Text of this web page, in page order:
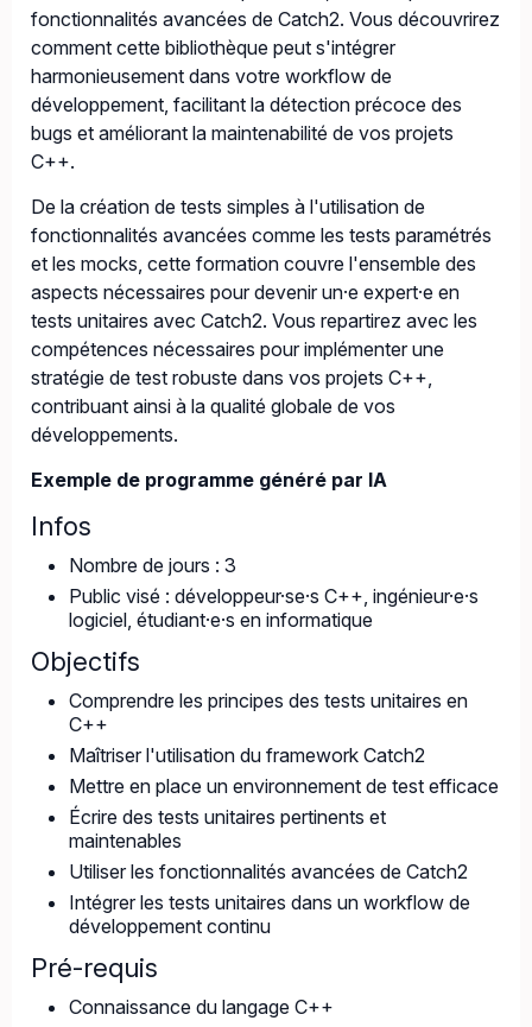
fonctionnalités avancées de Catch2. Vous découvrirez
comment cette bibliothèque peut s'intégrer
harmonieusement dans votre workflow de
développement, facilitant la détection précoce des
bugs et améliorant la maintenabilité de vos projets
C++.
De la création de tests simples à l'utilisation de
fonctionnalités avancées comme les tests paramétrés
et les mocks, cette formation couvre l'ensemble des
aspects nécessaires pour devenir un·e expert·e en
tests unitaires avec Catch2. Vous repartirez avec les
compétences nécessaires pour implémenter une
stratégie de test robuste dans vos projets C++,
contribuant ainsi à la qualité globale de vos
développements.
Exemple de programme généré par IA
Infos
Nombre de jours : 3
Public visé : développeur·se·s C++, ingénieur·e·s
logiciel, étudiant·e·s en informatique
Objectifs
Comprendre les principes des tests unitaires en
C++
Maîtriser l'utilisation du framework Catch2
Mettre en place un environnement de test efficace
Écrire des tests unitaires pertinents et
maintenables
Utiliser les fonctionnalités avancées de Catch2
Intégrer les tests unitaires dans un workflow de
développement continu
Pré-requis
Connaissance du langage C++